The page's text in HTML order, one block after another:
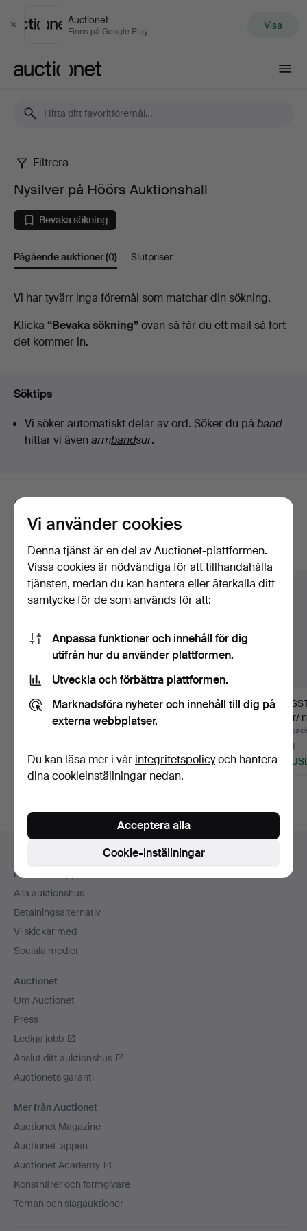
Stäng
Auctionet
Finns på Google Play Visa
Nysilver
på
Höörs
Auktionshall
Filtrera
Nysilver på Höörs Auktionshall
Bevaka sökning
Pågående auktioner(0) Slutpriser
Pågående
auktioner
Vi har tyvärr inga föremål som matchar din sökning.
Klicka “Bevaka sökning”ovan så får du ett mail så fort
det kommer in.
Söktips
Vi söker automatiskt delar av ord. Söker du på band
hittar vi även armbandsur.
Här är föremål från vårt arkiv som
matchar din sökning
Visa alla föremål
HENNING SEIDELIN.
BESTICKUPPSÄTTNIN
75 USD
JUST ANDERSEN.
BESTICKUPPSATS, 179
43 USD
silver/
3 bud
106
Sidfotsnavigation
Kontakta support
Alla auktionshus
Betalningsalternativ
Vi skickar med
Sociala medier
Auctionet
Om Auctionet
Press
Lediga jobb
Anslut ditt auktionshus
Auctionets garanti
Mer från Auctionet
Auctionet Magazine
Auctionet-appen
Auctionet Academy
Konstnärer och formgivare
Teman och slagauktioner
Vi använder cookies
Denna tjänst är en del av Auctionet-plattformen.
Vissa cookies är nödvändiga för att tillhandahålla
tjänsten, medan du kan hantera eller återkalla ditt
samtycke för de som används för att:
Anpassa funktioner och innehåll för dig
utifrån hur du använder plattformen.
Utveckla och förbättra plattformen.
Marknadsföra nyheter och innehåll till dig på
externa webbplatser.
Du kan läsa mer i vår integritetspolicyoch hantera
dina cookieinställningar nedan.
Cookie-inställningar
Acceptera alla